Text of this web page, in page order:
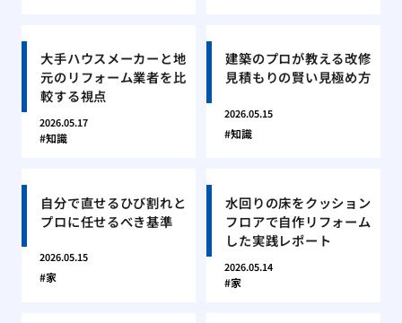
大手ハウスメーカーと地
元のリフォーム業者を比
較する視点
2026.05.17
知識
建築のプロが教える改修
見積もりの賢い見極め方
2026.05.15
知識
自分で直せるひび割れと
プロに任せるべき基準
2026.05.15
家
水回りの床をクッション
フロアで自作リフォーム
した実践レポート
2026.05.14
家